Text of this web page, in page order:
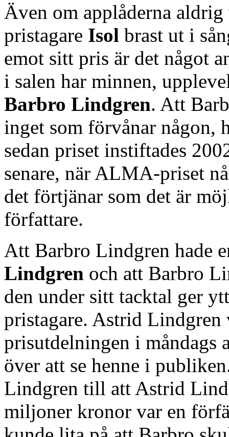
Även om applåderna
pristagare Isol brast ut i
emot sitt pris är det något
i salen har minnen,
Barbro Lindgren. Att
inget som förvånar någon,
sedan priset instiftades
senare, när ALMA-priset
det förtjänar som det är
författare.
Att Barbro Lindgren hade
Lindgren och att Barbro
den under sitt tacktal ger
pristagare. Astrid Lindgren
prisutdelningen i måndags
över att se henne i
Lindgren till att Astrid
miljoner kronor var en